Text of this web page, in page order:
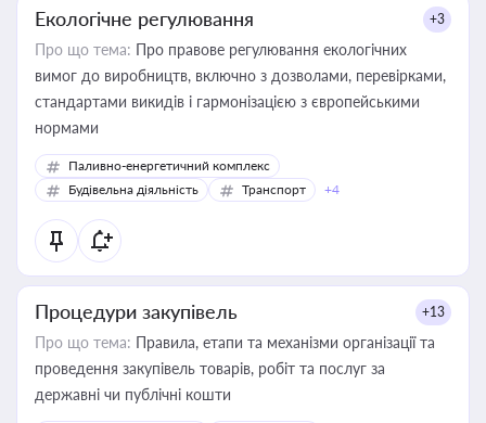
Екологічне регулювання +3
Про що тема: Про правове регулювання екологічних
вимог до виробництв, включно з дозволами, перевірками,
стандартами викидів і гармонізацією з європейськими
нормами
Паливно-енергетичний комплекс
Будівельна діяльність
Транспорт +4
Процедури закупівель +13
Про що тема: Правила, етапи та механізми організації та
проведення закупівель товарів, робіт та послуг за
державні чи публічні кошти